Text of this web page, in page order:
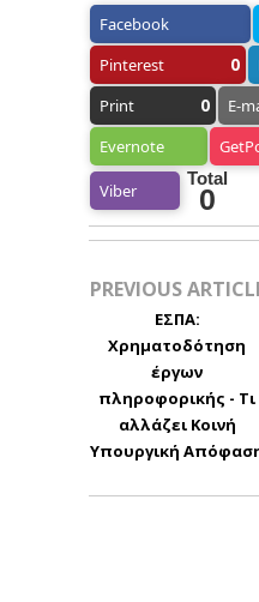
Facebook
Pinterest
0
Print 0 E-
Evernote
Viber
Total
0
PREVIOUS
ΕΣΠΑ:
Χρηματοδότηση
έργων
πληροφορικής - Τι
αλλάζει Κοινή
Υπουργική